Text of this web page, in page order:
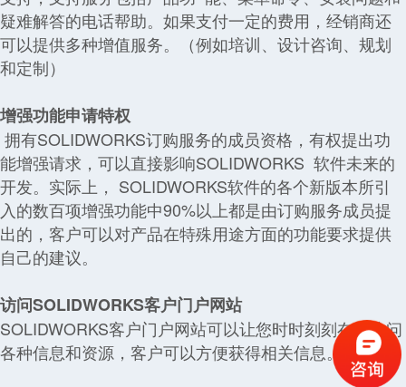
疑难解答的电话帮助。如果支付一定的费用，经销商还
可以提供多种增值服务。（例如培训、设计咨询、规划
和定制）
增强功能申请特权
拥有SOLIDWORKS订购服务的成员资格，有权提出功
能增强请求，可以直接影响SOLIDWORKS 软件未来的
开发。实际上， SOLIDWORKS软件的各个新版本所引
入的数百项增强功能中90%以上都是由订购服务成员提
出的，客户可以对产品在特殊用途方面的功能要求提供
自己的建议。
访问SOLIDWORKS客户门户网站
SOLIDWORKS客户门户网站可以让您时时刻刻在线访问
各种信息和资源，客户可以方便获得相关信息。